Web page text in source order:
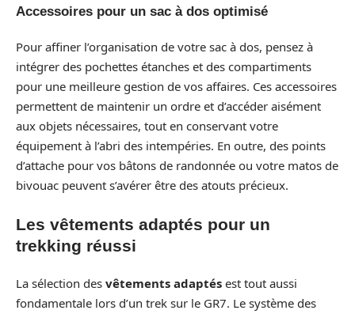
Accessoires pour un sac à dos optimisé
Pour affiner l’organisation de votre sac à dos, pensez à
intégrer des pochettes étanches et des compartiments
pour une meilleure gestion de vos affaires. Ces accessoires
permettent de maintenir un ordre et d’accéder aisément
aux objets nécessaires, tout en conservant votre
équipement à l’abri des intempéries. En outre, des points
d’attache pour vos bâtons de randonnée ou votre matos de
bivouac peuvent s’avérer être des atouts précieux.
Les vêtements adaptés pour un
trekking réussi
La sélection des vêtements adaptés est tout aussi
fondamentale lors d’un trek sur le GR7. Le système des